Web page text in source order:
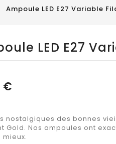
Ampoule LED E27 Variable
LED E27
€
nostalgiques des bonnes
Gold. Nos ampoules ont